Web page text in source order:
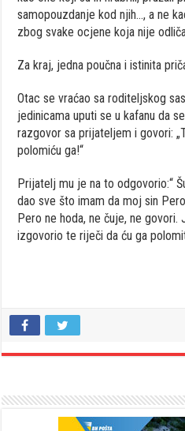
samopouzdanje kod njih…, a ne
zbog svake ocjene koja nije
Za kraj, jedna poučna i istinita
Otac se vraćao sa roditeljskog
jedinicama uputi se u kafanu da
razgovor sa prijateljem i govori:
polomiću ga!“
Prijatelj mu je na to odgovorio:“
dao sve što imam da moj sin
Pero ne hoda, ne čuje, ne govori.
izgovorio te riječi da ću ga